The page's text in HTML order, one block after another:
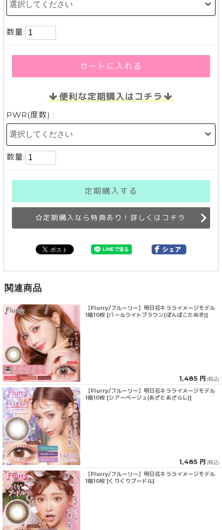
数量:
カートに入れる
便利な定期購入はコチラ
PWR(度数) :
数量:
定期購入する
定期購入なら特典あり！詳しくはコチラ
関連商品
【Flurry/フルーリー】明日花キラライメージモデル
1箱10枚 [パールライトブラウン(ぽんぽこたぬき)]
1,485 円 (税込)
【Flurry/フルーリー】明日花キラライメージモデル
1箱10枚 [シアーベージュ(あざとあざらし)]
1,485 円 (税込)
【Flurry/フルーリー】明日花キラライメージモデル
1箱10枚 [くりくりプードル]